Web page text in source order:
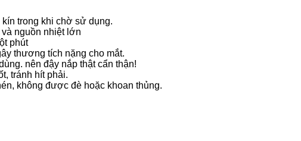
trong khi chờ sử dụng.
nguồn nhiệt lớn
phút
thương tích nặng cho mắt.
nên đậy nắp thật cẩn thận!
tránh hít phải.
không được đè hoặc khoan thủng.